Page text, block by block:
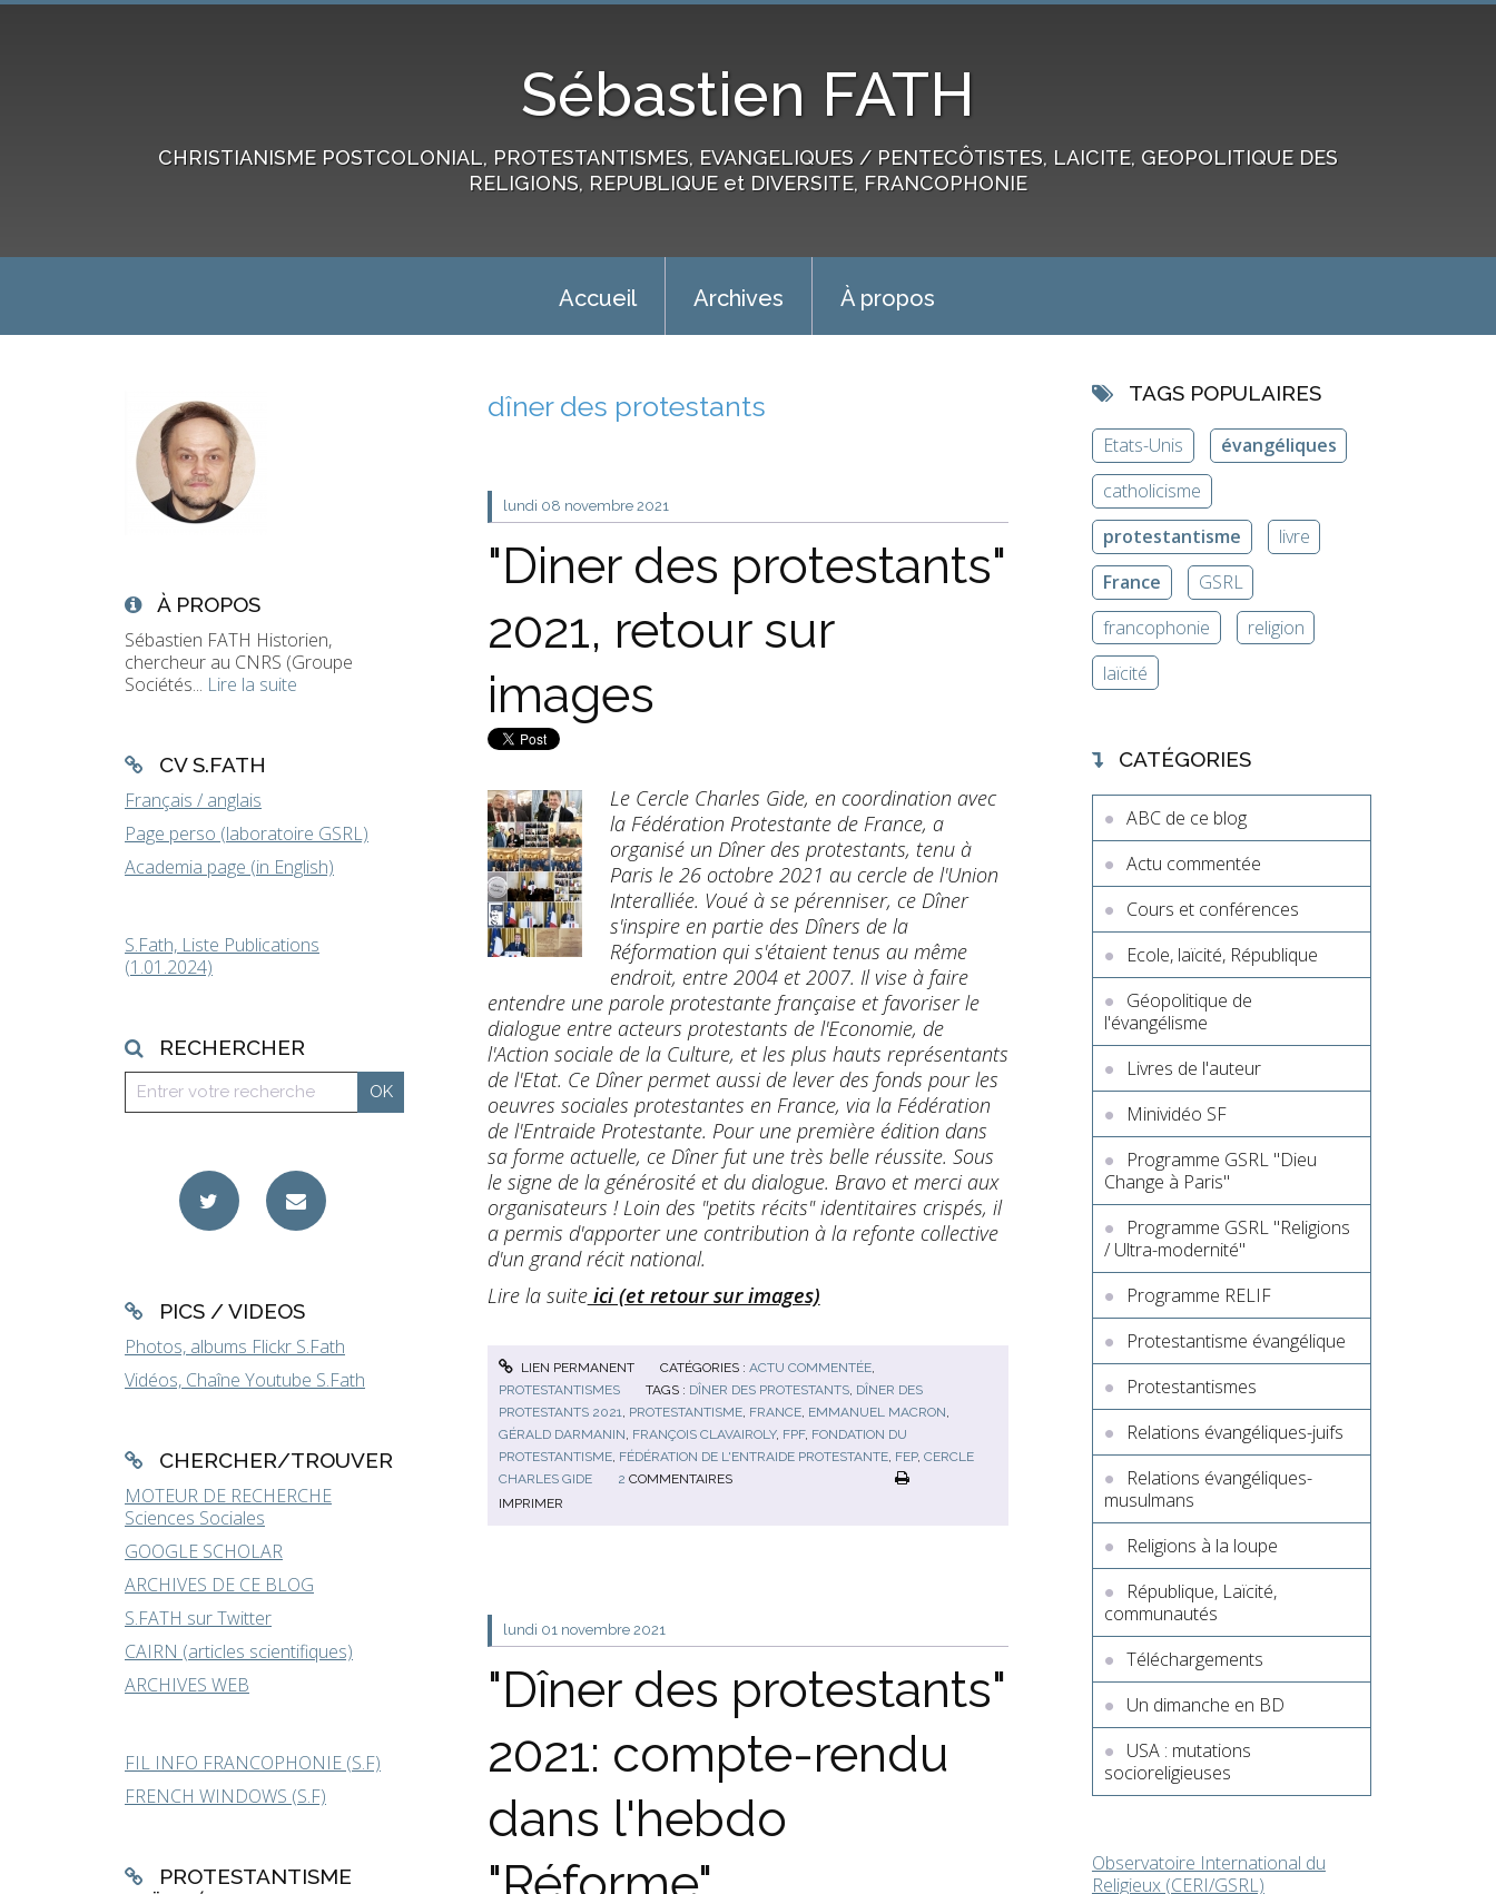
Sébastien FATH
CHRISTIANISME POSTCOLONIAL, PROTESTANTISMES, EVANGELIQUES / PENTECÔTISTES, LAICITE, GEOPOLITIQUE DES
RELIGIONS, REPUBLIQUE et DIVERSITE, FRANCOPHONIE
Accueil Archives À propos
À PROPOS
Sébastien FATH Historien,
chercheur au CNRS (Groupe
Sociétés... Lire la suite
CV S.FATH
Français / anglais
Page perso (laboratoire GSRL)
Academia page (in English)
S.Fath, Liste Publications
(1.01.2024)
RECHERCHER
PICS / VIDEOS
Photos, albums Flickr S.Fath
Vidéos, Chaîne Youtube S.Fath
CHERCHER/TROUVER
MOTEUR DE RECHERCHE
Sciences Sociales
GOOGLE SCHOLAR
ARCHIVES DE CE BLOG
S.FATH sur Twitter
CAIRN (articles scientifiques)
ARCHIVES WEB
FIL INFO FRANCOPHONIE (S.F)
FRENCH WINDOWS (S.F)
PROTESTANTISME
dîner des protestants
lundi 08 novembre 2021
"Diner des protestants"
2021, retour sur
images
Le Cercle Charles Gide, en coordination avec
la Fédération Protestante de France, a
organisé un Dîner des protestants, tenu à
Paris le 26 octobre 2021 au cercle de l'Union
Interalliée. Voué à se pérenniser, ce Dîner
s'inspire en partie des Dîners de la
Réformation qui s'étaient tenus au même
endroit, entre 2004 et 2007. Il vise à faire
entendre une parole protestante française et favoriser le
dialogue entre acteurs protestants de l'Economie, de
l'Action sociale de la Culture, et les plus hauts représentants
de l'Etat. Ce Dîner permet aussi de lever des fonds pour les
oeuvres sociales protestantes en France, via la Fédération
de l'Entraide Protestante. Pour une première édition dans
sa forme actuelle, ce Dîner fut une très belle réussite. Sous
le signe de la générosité et du dialogue. Bravo et merci aux
organisateurs ! Loin des "petits récits" identitaires crispés, il
a permis d'apporter une contribution à la refonte collective
d'un grand récit national.
Lire la suiteici (et retour sur images)
LIEN PERMANENT CATÉGORIES :ACTU COMMENTÉE
PROTESTANTISMES
TAGS : DÎNER DES PROTESTANTS, DÎNER DES
PROTESTANTS 2021
PROTESTANTISME, FRANCE, EMMANUEL MACRON
GÉRALD DARMANIN FRANÇOIS CLAVAIROLY, FPF, FONDATION DU
PROTESTANTISME, FÉDÉRATION DE L'ENTRAIDE PROTESTANTE, FEP, CERCLE
CHARLES GIDE
2 COMMENTAIRES
IMPRIMER
lundi 01 novembre 2021
"Dîner des protestants"
2021: compte-rendu
dans l'hebdo
TAGS POPULAIRES
Etats-Unis
évangéliques
catholicisme
protestantisme
livre
France
GSRL
francophonie
religion
laïcité
CATÉGORIES
ABC de ce blog
Actu commentée
Cours et conférences
Ecole, laïcité, République
Géopolitique de
l'évangélisme
Livres de l'auteur
Minividéo SF
Programme GSRL "Dieu
Change à Paris"
Programme GSRL "Religions
/ Ultra-modernité"
Programme RELIF
Protestantisme évangélique
Protestantismes
Relations évangéliques-juifs
Relations évangéliques-
musulmans
Religions à la loupe
République, Laïcité,
communautés
Téléchargements
Un dimanche en BD
USA : mutations
socioreligieuses
Observatoire International du
Religieux (CERI/GSRL)